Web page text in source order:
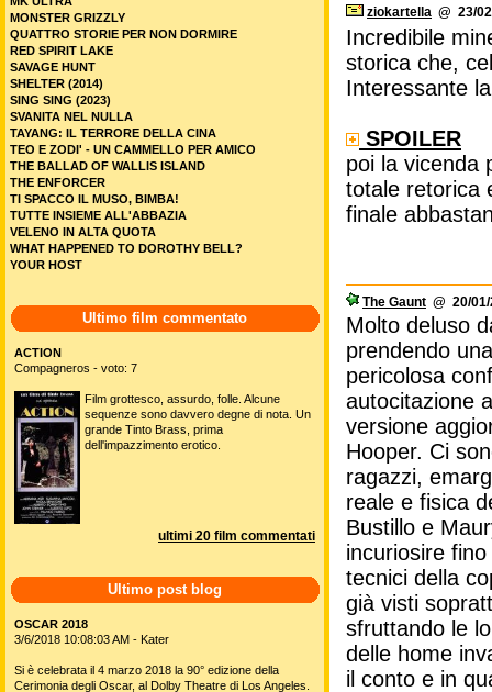
ziokartella @ 23/
Incredibile
storica che,
Interessante
SPOILER
poi la vicenda
totale retorica
finale
The Gaunt @ 20/
Molto deluso
prendendo
pericolosa
autocitazione
versione
Hooper. Ci
ragazzi,
reale e fisica
Bustillo e
incuriosire
tecnici della
già visti
sfruttando le
delle home
il conto e in
MONSTER GRIZZLY
QUATTRO STORIE PER NON DORMIRE
RED SPIRIT LAKE
SAVAGE HUNT
SHELTER (2014)
SING SING (2023)
SVANITA NEL NULLA
TAYANG: IL TERRORE DELLA CINA
TEO E ZODI' - UN CAMMELLO PER AMICO
THE BALLAD OF WALLIS ISLAND
THE ENFORCER
TI SPACCO IL MUSO, BIMBA!
TUTTE INSIEME ALL'ABBAZIA
VELENO IN ALTA QUOTA
WHAT HAPPENED TO DOROTHY BELL?
YOUR HOST
Ultimo film commentato
ACTION
Compagneros - voto: 7
Film grottesco, assurdo, folle. Alcune
sequenze sono davvero degne di nota. Un
grande Tinto Brass, prima
dell'impazzimento erotico.
ultimi 20 film commentati
Ultimo post blog
OSCAR 2018
3/6/2018 10:08:03 AM - Kater
Si è celebrata il 4 marzo 2018 la 90° edizione della
Cerimonia degli Oscar, al Dolby Theatre di Los Angeles.